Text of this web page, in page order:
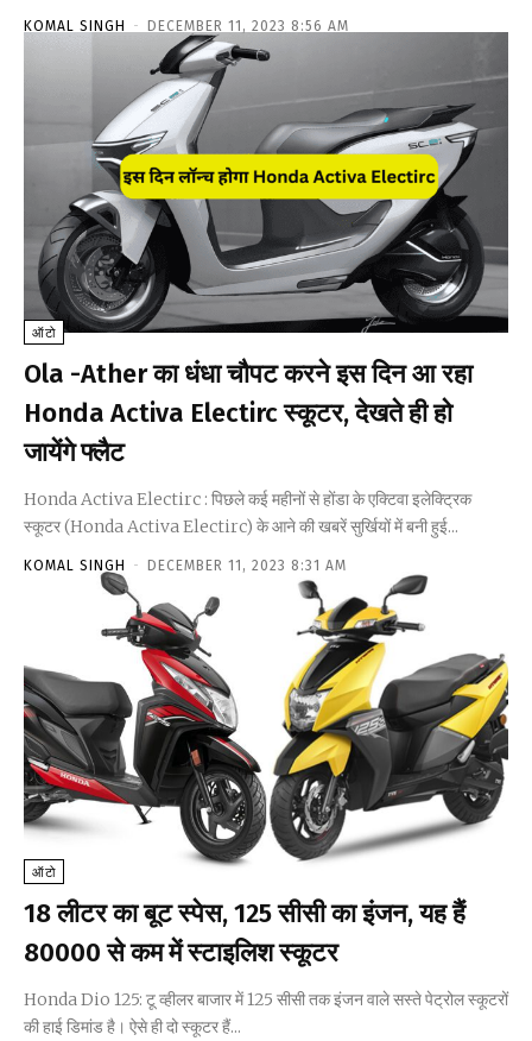
KOMAL SINGH - DECEMBER 11, 2023 8:56 AM
ऑटो
Ola -Ather का धंधा चौपट करने इस दिन आ रहा
Honda Activa Electirc स्कूटर, देखते ही हो
जायेंगे फ्लैट
Honda Activa Electirc : पिछले कई महीनों से होंडा के एक्टिवा इलेक्ट्रिक
स्कूटर (Honda Activa Electirc) के आने की खबरें सुर्खियों में बनी हुई...
KOMAL SINGH - DECEMBER 11, 2023 8:31 AM
ऑटो
18 लीटर का बूट स्पेस, 125 सीसी का इंजन, यह हैं
80000 से कम में स्टाइलिश स्कूटर
Honda Dio 125: टू व्हीलर बाजार में 125 सीसी तक इंजन वाले सस्ते पेट्रोल स्कूटरों
की हाई डिमांड है। ऐसे ही दो स्कूटर हैं...